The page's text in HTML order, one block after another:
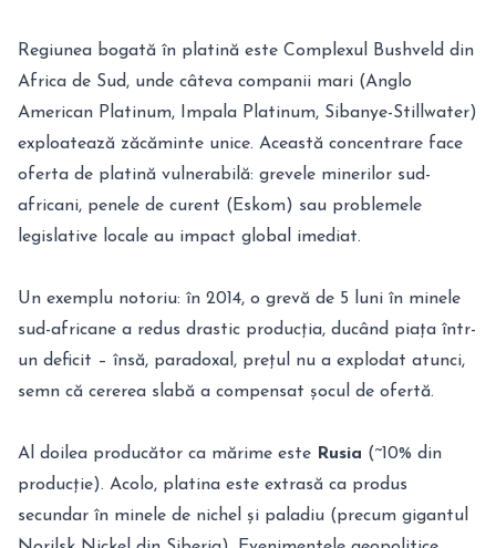
Regiunea bogată în platină este Complexul Bushveld din
Africa de Sud, unde câteva companii mari (Anglo
American Platinum, Impala Platinum, Sibanye-Stillwater)
exploatează zăcăminte unice. Această concentrare face
oferta de platină vulnerabilă: grevele minerilor sud-
africani, penele de curent (Eskom) sau problemele
legislative locale au impact global imediat.
Un exemplu notoriu: în 2014, o grevă de 5 luni în minele
sud-africane a redus drastic producția, ducând piața într-
un deficit – însă, paradoxal, prețul nu a explodat atunci,
semn că cererea slabă a compensat șocul de ofertă.
Al doilea producător ca mărime este Rusia (~10% din
producție). Acolo, platina este extrasă ca produs
secundar în minele de nichel și paladiu (precum gigantul